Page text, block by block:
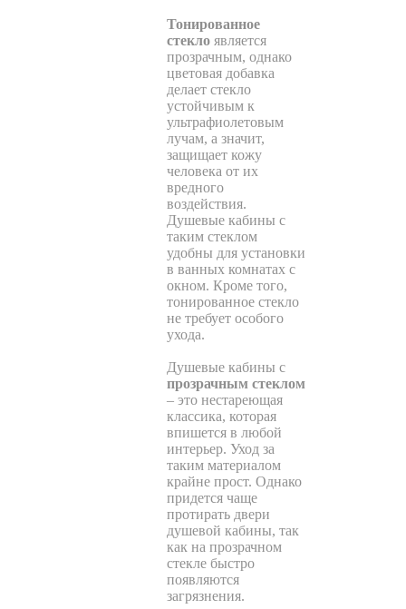
Тонированное
стекло является
прозрачным, однако
цветовая добавка
делает стекло
устойчивым к
ультрафиолетовым
лучам, а значит,
защищает кожу
человека от их
вредного
воздействия.
Душевые кабины с
таким стеклом
удобны для установки
в ванных комнатах с
окном. Кроме того,
тонированное стекло
не требует особого
ухода.
Душевые кабины с
прозрачным стеклом
– это нестареющая
классика, которая
впишется в любой
интерьер. Уход за
таким материалом
крайне прост. Однако
придется чаще
протирать двери
душевой кабины, так
как на прозрачном
стекле быстро
появляются
загрязнения.